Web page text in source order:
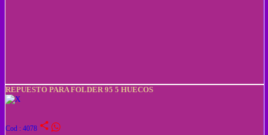
REPUESTO PARA FOLDER 95 5 HUECOS
Cod : 4078 share